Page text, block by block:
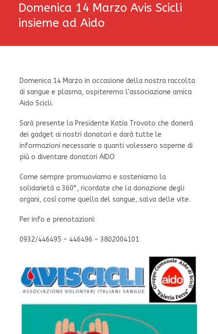
Domenica 14 Marzo Avis Scicli
insieme ad Aido
Domenica 14 Marzo in occasione della nostra raccolta
di sangue e plasma, ospiteremo l’associazione amica
Aido Scicli.
Sarà presente la Presidente Katia Trovato che donerà
dei gadget ai nostri donatori e darà tutte le
informazioni necessarie a quanti volessero saperne di
più o diventare donatori AIDO
Come sempre promuoviamo e sosteniamo la
solidarietà a 360°, ricordate che la donazione degli
organi, così come quella del sangue, salva delle vite.
Per info e prenotazioni:
0932/446495 – 446496 – 3802004101